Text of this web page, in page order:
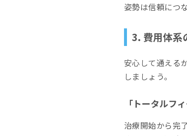
姿勢は信頼につ
3. 費用体系
安心して通える
しましょう。
「トータルフ
治療開始から完